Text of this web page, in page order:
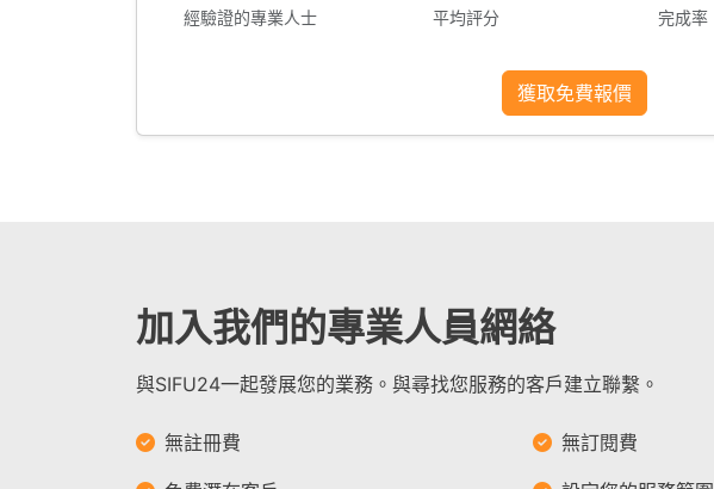
經驗證的專業人士 平均評分 完成率
獲取免費報價
加入我們的專業人員網絡
與SIFU24一起發展您的業務。與尋找您服務的客戶建立聯繫。
無註冊費 無訂閱費